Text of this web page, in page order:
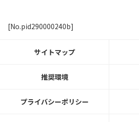
[No.pid290000240b]
サイトマップ
推奨環境
プライバシーポリシー